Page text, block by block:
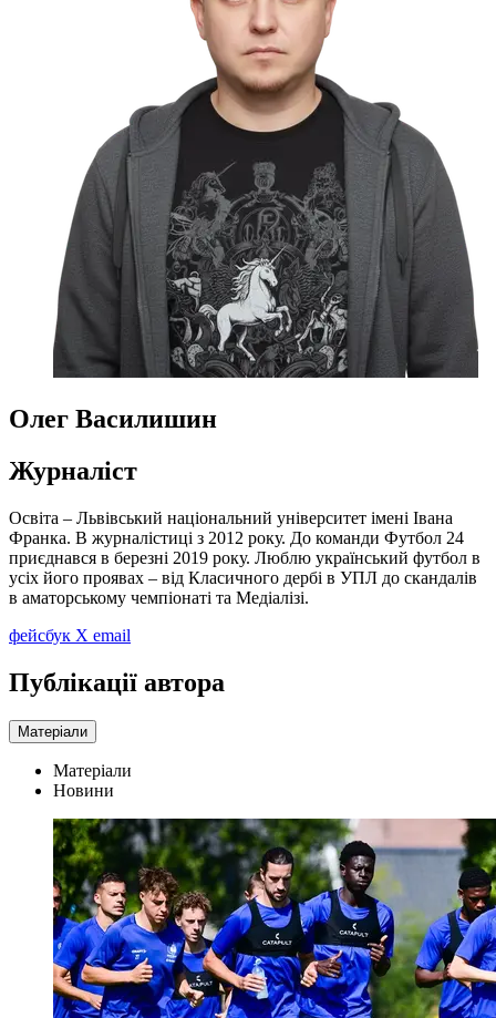
Олег Василишин
Журналіст
Освіта – Львівський національний університет імені Івана
Франка. В журналістиці з 2012 року. До команди Футбол 24
приєднався в березні 2019 року. Люблю український футбол в
усіх його проявах – від Класичного дербі в УПЛ до скандалів
в аматорському чемпіонаті та Медіалізі.
фейсбук X email
Публікації автора
Матеріали
Матеріали
Новини